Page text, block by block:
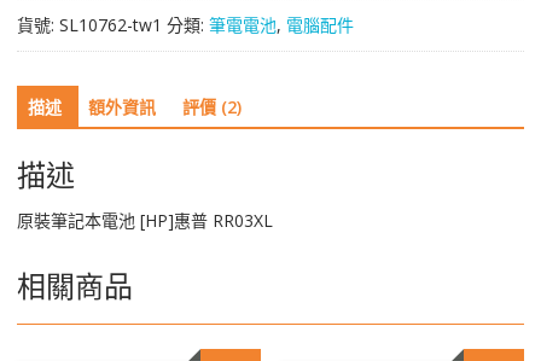
[HP]
惠
普
RR03XL
數
量
貨號: SL10762-tw1 分類: 筆電電池, 電腦配件
描述 額外資訊 評價 (2)
描述
原裝筆記本電池 [HP]惠普 RR03XL
相關商品